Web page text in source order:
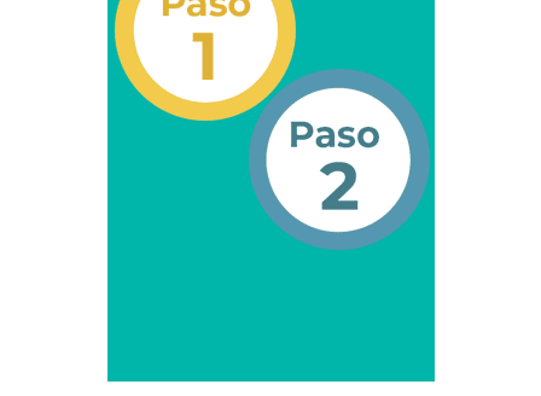
medio publicitario fijo.
Recaudos y requisitos para Estudio de Proyecto
para instalación de medio publicitario (valla
Recaudos y requisitos para instalación o
renovación de autorización de medio publicitario fijo.